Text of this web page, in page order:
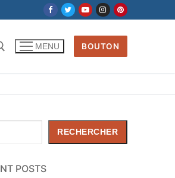
MENU BOUTON
RECHERCHER
POSTS